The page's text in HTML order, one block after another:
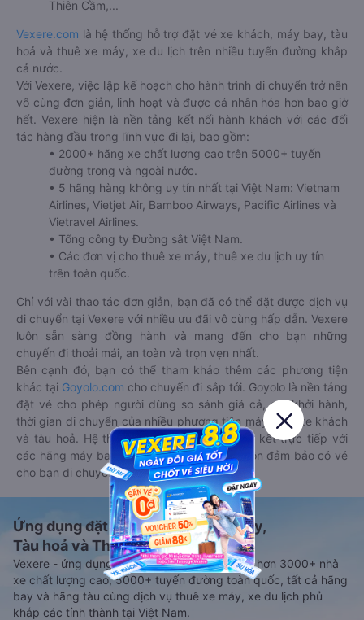
Thiên Cầm,...
Vexere.com là hệ thống hỗ trợ đặt vé xe khách, máy bay, tàu
hoả và thuê xe máy, xe du lịch trên nhiều tuyến đường khắp
cả nước.
Với Vexere, việc lập kế hoạch cho hành trình di chuyển trở nên
vô cùng đơn giản, linh hoạt và được cá nhân hóa hơn bao giờ
hết. Vexere hiện là nền tảng kết nối hành khách với các đối
tác hàng đầu trong lĩnh vực đi lại, bao gồm:
• 2000+ hãng xe chất lượng cao trên 5000+ tuyến
đường trong và ngoài nước.
• 5 hãng hàng không uy tín nhất tại Việt Nam: Vietnam
Airlines, Vietjet Air, Bamboo Airways, Pacific Airlines và
Vietravel Airlines.
• Tổng công ty Đường sắt Việt Nam.
• Các đơn vị cho thuê xe máy, thuê xe du lịch uy tín
trên toàn quốc.
Chỉ với vài thao tác đơn giản, bạn đã có thể đặt được dịch vụ
di chuyển tại Vexere với nhiều ưu đãi vô cùng hấp dẫn. Vexere
luôn sẵn sàng đồng hành và mang đến cho bạn những
chuyến đi thoải mái, an toàn và trọn vẹn nhất.
Bên cạnh đó, bạn có thể tham khảo thêm các phương tiện
khác tại Goyolo.com cho chuyến đi sắp tới. Goyolo là nền tảng
đặt vé cho phép người dùng so sánh giá cả, giờ khởi hành,
thời gian di chuyển của nhiều phương tiện máy bay, xe khách
và tàu hoả. Hệ thống của Goyolo được liên kết trực tiếp với
các hãng máy bay, xe khách và tàu hoả, luôn đảm bảo có vé
cho bạn di chuyển.
Ứng dụng đặt vé Xe khách, Máy bay,
Tàu hoả và Thuê xe
Vexere - ứng dụng đặt vé đa phương tiện với hơn 3000+ nhà
xe chất lượng cao, 5000+ tuyến đường toàn quốc, tất cả hãng
bay và hãng tàu cùng dịch vụ thuê xe máy, xe du lịch phủ
khắp các tỉnh thành tại Việt Nam.